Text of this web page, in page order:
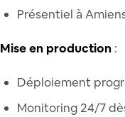
Présentiel à
Mise en production :
Déploiement
Monitoring 24/7